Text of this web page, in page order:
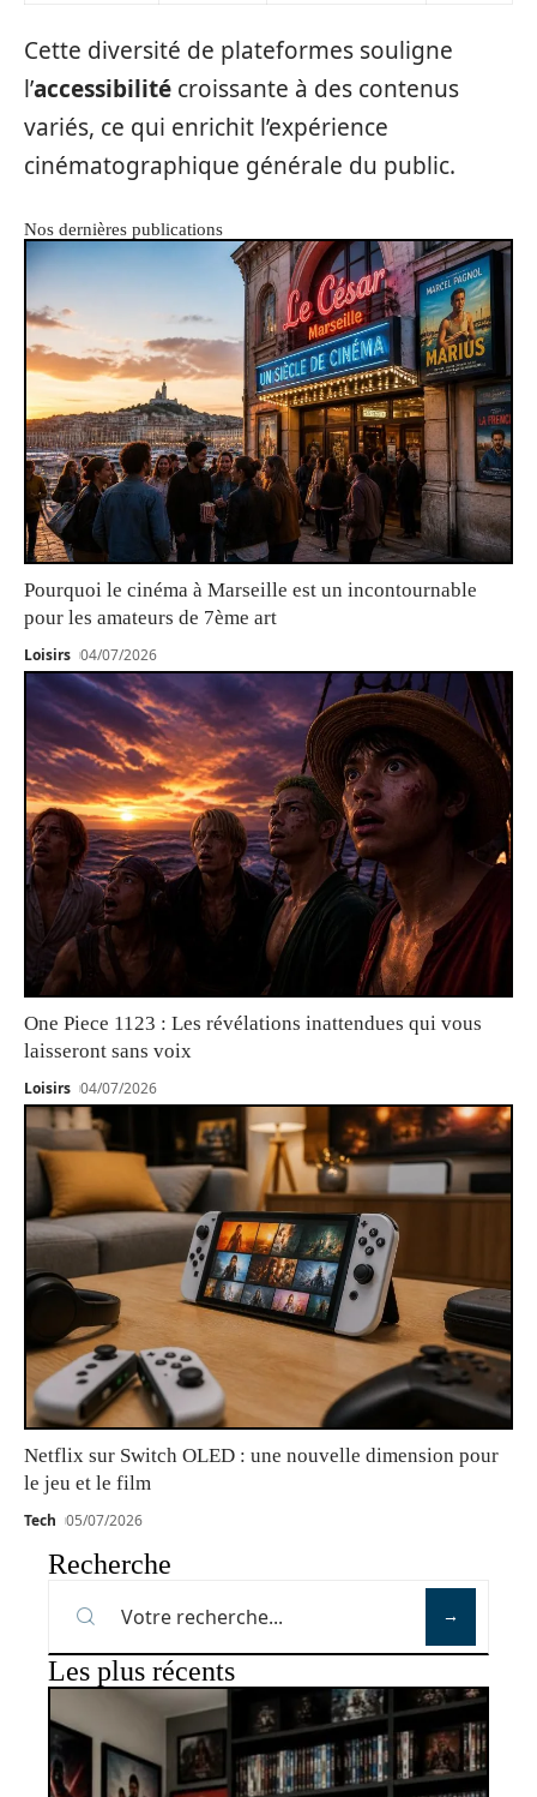
Cette diversité de plateformes souligne
l’accessibilité croissante à des contenus
variés, ce qui enrichit l’expérience
cinématographique générale du public.
Nos dernières publications
Pourquoi le cinéma à Marseille est un incontournable
pour les amateurs de 7ème art
Loisirs 04/07/2026
One Piece 1123 : Les révélations inattendues qui vous
laisseront sans voix
Loisirs 04/07/2026
Netflix sur Switch OLED : une nouvelle dimension pour
le jeu et le film
Tech 05/07/2026
Recherche
Les plus récents